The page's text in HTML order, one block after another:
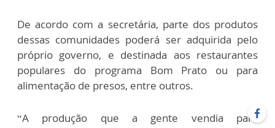
De acordo com a secretária, parte dos produtos
dessas comunidades poderá ser adquirida pelo
próprio governo, e destinada aos restaurantes
populares do programa Bom Prato ou para
alimentação de presos, entre outros.
“A produção que a gente vendia para